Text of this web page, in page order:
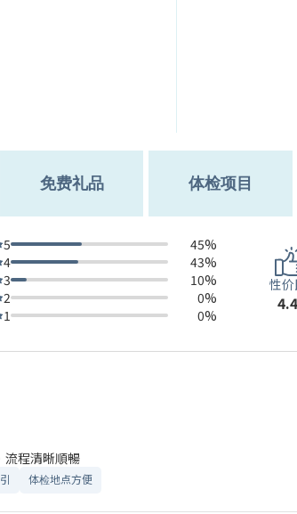
免费礼品 体检项目
5
45%
4
43%
3
10%
2
0%
1
0%
性价
4.4
流程清晰順暢
体检地点方便